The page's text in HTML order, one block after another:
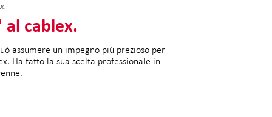
al cablex.
assumere un impegno più prezioso per
Ha fatto la sua scelta professionale in